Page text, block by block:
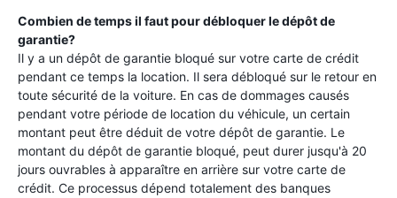
Combien de temps il faut pour débloquer le dépôt de
garantie?
Il y a un dépôt de garantie bloqué sur votre carte de crédit
pendant ce temps la location. Il sera débloqué sur le retour en
toute sécurité de la voiture. En cas de dommages causés
pendant votre période de location du véhicule, un certain
montant peut être déduit de votre dépôt de garantie. Le
montant du dépôt de garantie bloqué, peut durer jusqu'à 20
jours ouvrables à apparaître en arrière sur votre carte de
crédit. Ce processus dépend totalement des banques